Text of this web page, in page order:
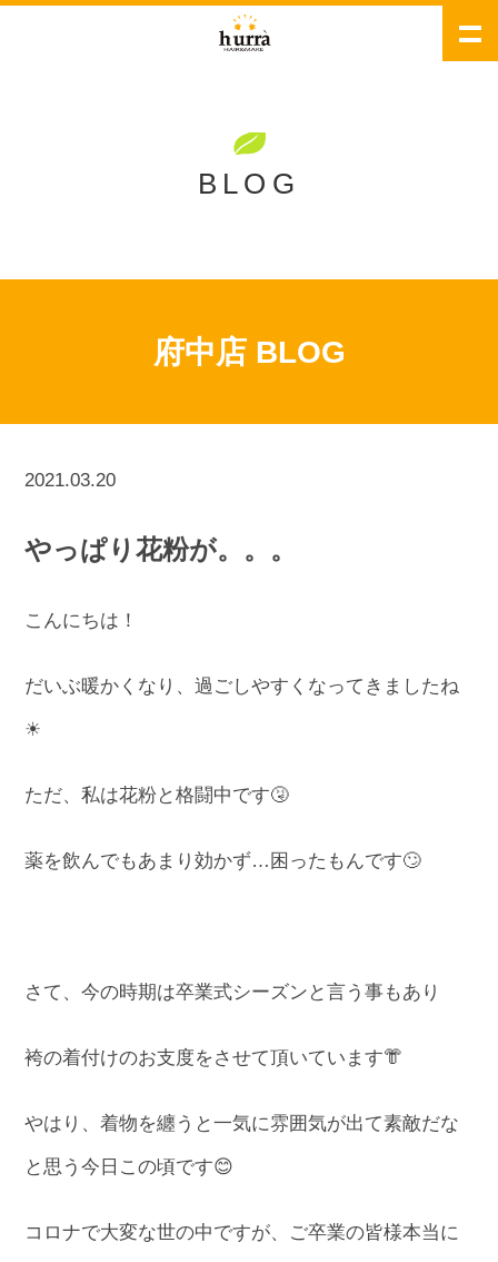
BLOG
府中店 BLOG
2021.03.20
やっぱり花粉が。。。
こんにちは！
だいぶ暖かくなり、過ごしやすくなってきましたね
☀
ただ、私は花粉と格闘中です🤧
薬を飲んでもあまり効かず…困ったもんです🙄
さて、今の時期は卒業式シーズンと言う事もあり
袴の着付けのお支度をさせて頂いています👘
やはり、着物を纏うと一気に雰囲気が出て素敵だな
と思う今日この頃です😊
コロナで大変な世の中ですが、ご卒業の皆様本当に